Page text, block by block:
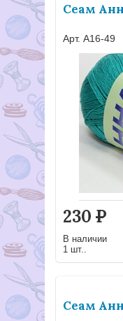
Сеам
Арт. А16-49
230 Р
В наличии
1 шт..
Сеам